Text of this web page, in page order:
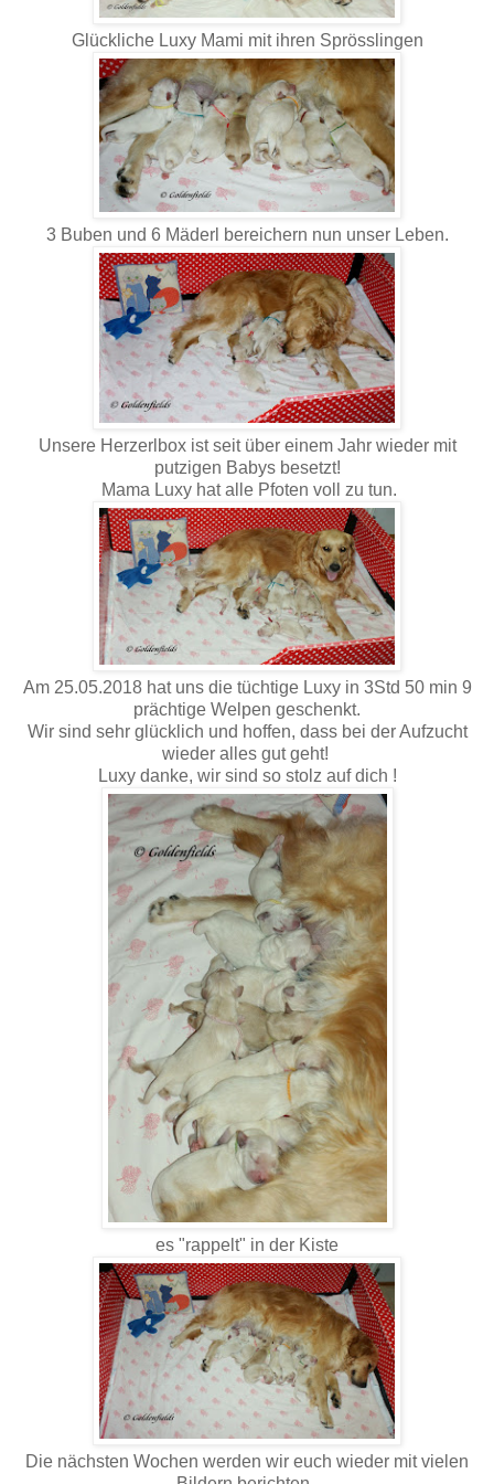
Glückliche Luxy Mami mit ihren Sprösslingen
3 Buben und 6 Mäderl bereichern nun unser Leben.
Unsere Herzerlbox ist seit über einem Jahr wieder mit
putzigen Babys besetzt!
Mama Luxy hat alle Pfoten voll zu tun.
Am 25.05.2018 hat uns die tüchtige Luxy in 3Std 50 min 9
prächtige Welpen geschenkt.
Wir sind sehr glücklich und hoffen, dass bei der Aufzucht
wieder alles gut geht!
Luxy danke, wir sind so stolz auf dich !
es "rappelt" in der Kiste
Die nächsten Wochen werden wir euch wieder mit vielen